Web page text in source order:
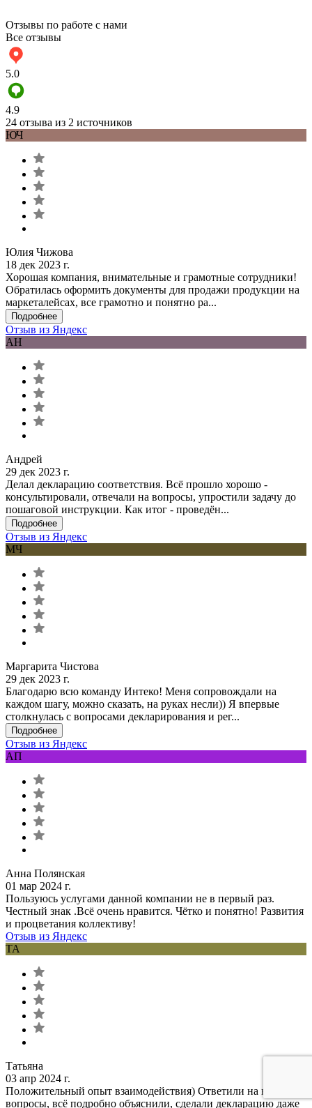
Отзывы по работе с нами
Все отзывы
5.0
4.9
24 отзыва из 2 источников
ЮЧ
Юлия Чижова
18 дек 2023 г.
Хорошая компания, внимательные и грамотные сотрудники!
Обратилась оформить документы для продажи продукции на
маркеталейсах, все грамотно и понятно ра...
Подробнее
Отзыв из Яндекс
АН
Андрей
29 дек 2023 г.
Делал декларацию соответствия. Всё прошло хорошо -
консультировали, отвечали на вопросы, упростили задачу до
пошаговой инструкции. Как итог - проведён...
Подробнее
Отзыв из Яндекс
МЧ
Маргарита Чистова
29 дек 2023 г.
Благодарю всю команду Интеко! Меня сопровождали на
каждом шагу, можно сказать, на руках несли)) Я впервые
столкнулась с вопросами декларирования и рег...
Подробнее
Отзыв из Яндекс
АП
Анна Полянская
01 мар 2024 г.
Пользуюсь услугами данной компании не в первый раз.
Честный знак .Всё очень нравится. Чётко и понятно! Развития
и процветания коллективу!
Отзыв из Яндекс
ТА
Татьяна
03 апр 2024 г.
Положительный опыт взаимодействия) Ответили на все
вопросы, всё подробно объяснили, сделали декларацию даже